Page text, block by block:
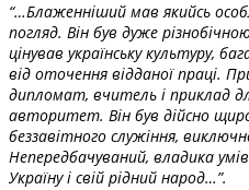
“…Блаженніший мав якийсь
погляд. Він був дуже
цінував українську культуру,
від оточення відданої праці.
дипломат, вчитель і приклад
авторитет. Він був дійсно
беззавітного служіння,
Непередбачуваний, владика
Україну і свій рідний народ…”.